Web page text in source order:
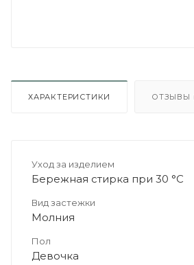
ХАРАКТЕРИСТИКИ ОТЗЫВЫ
Уход за изделием
Бережная стирка при 30 °C
Вид застежки
Молния
Пол
Девочка